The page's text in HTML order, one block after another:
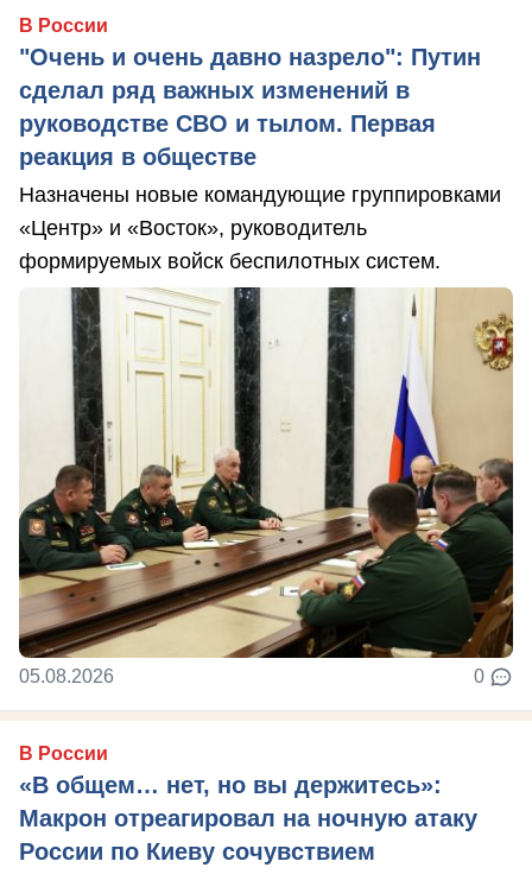
В России
"Очень и очень давно назрело": Путин
сделал ряд важных изменений в
руководстве СВО и тылом. Первая
реакция в обществе
Назначены новые командующие группировками
«Центр» и «Восток», руководитель
формируемых войск беспилотных систем.
05.08.2026 0
В России
«В общем… нет, но вы держитесь»:
Макрон отреагировал на ночную атаку
России по Киеву сочувствием